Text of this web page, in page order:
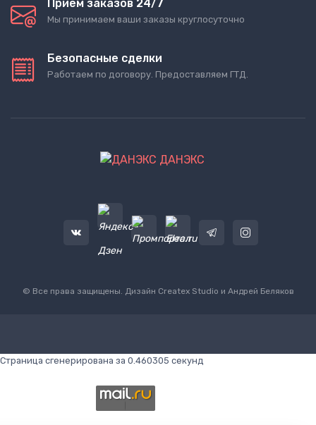
Приём заказов 24/7
Мы принимаем ваши заказы круглосуточно
Безопасные сделки
Работаем по договору. Предоставляем ГТД.
ДАНЭКС
© Все права защищены. Дизайн Createx Studio и Андрей Беляков
Страница сгенерирована за 0.460305 секунд